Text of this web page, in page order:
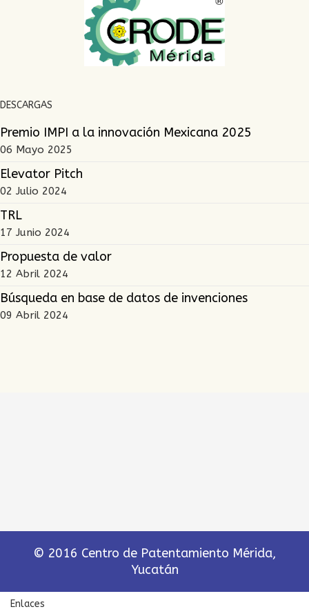
DESCARGAS
Premio IMPI a la innovación Mexicana 2025
06 Mayo 2025
Elevator Pitch
02 Julio 2024
TRL
17 Junio 2024
Propuesta de valor
12 Abril 2024
Búsqueda en base de datos de invenciones
09 Abril 2024
© 2016 Centro de Patentamiento Mérida,
Yucatán
Enlaces